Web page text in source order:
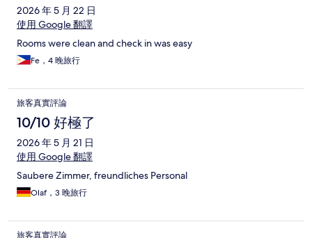
2026 年 5 月 22 日
使用 Google 翻譯
Rooms were clean and check in was easy
Fe，4 晚旅行
旅客真實評論
10/10 好極了
2026 年 5 月 21 日
使用 Google 翻譯
Saubere Zimmer, freundliches Personal
Olaf，3 晚旅行
旅客真實評論